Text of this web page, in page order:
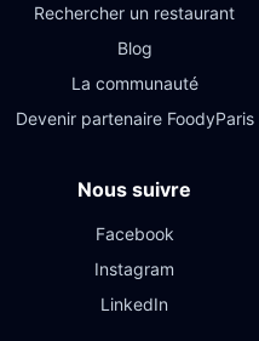
Rechercher un restaurant
Blog
La communauté
Devenir partenaire FoodyParis
Nous suivre
Facebook
Instagram
LinkedIn